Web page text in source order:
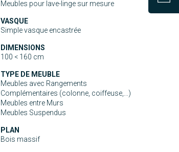
Meubles pour lave-linge sur mesure
VASQUE
Simple vasque encastrée
DIMENSIONS
100 < 160 cm
TYPE DE MEUBLE
Meubles avec Rangements
Complémentaires (colonne, coiffeuse,...)
Meubles entre Murs
Meubles Suspendus
PLAN
Bois massif